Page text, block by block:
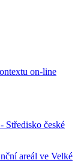
on-line